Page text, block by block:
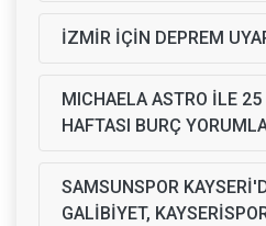
İZMİR İÇİN DEPREM
MICHAELA ASTRO İLE
HAFTASI BURÇ
SAMSUNSPOR
GALİBİYET,